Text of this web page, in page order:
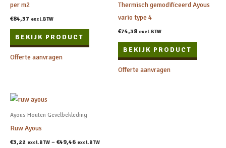
per m2
€84,37 excl.BTW
BEKIJK PRODUCT
Offerte aanvragen
Thermisch gemodificeerd Ayous
vario type 4
€74,38 excl.BTW
BEKIJK PRODUCT
Offerte aanvragen
Ayous Houten Gevelbekleding
Ruw Ayous
€3,22 excl.BTW –€49,46 excl.BTW